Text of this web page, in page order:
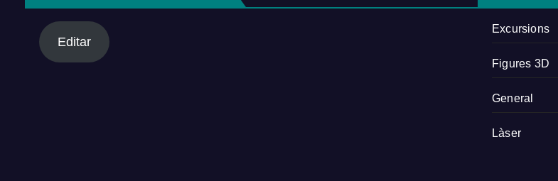
Editar
Excursions
Figures 3D
General
Làser